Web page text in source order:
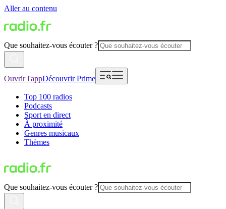
Aller au contenu
Que souhaitez-vous écouter ?
Ouvrir l'appDécouvrir Prime
Top 100 radios
Podcasts
Sport en direct
À proximité
Genres musicaux
Thèmes
Que souhaitez-vous écouter ?